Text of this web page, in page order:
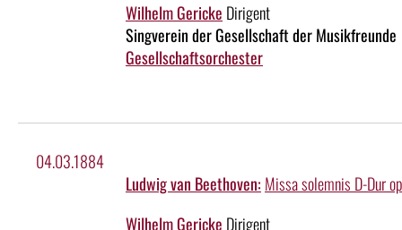
Wilhelm Gericke Dirigent
Singverein der Gesellschaft der Musikfreunde
Gesellschaftsorchester
04.03.1884
Ludwig van Beethoven: Missa solemnis D-Dur
Wilhelm Gericke Dirigent